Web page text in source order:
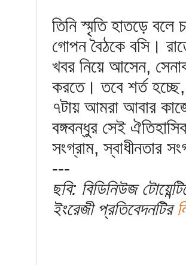
তিনি স্মৃতি হাতড়ে
গোপন বৈঠকে বসি।
খবর নিয়ে আসেন,
করতে। তবে শর্ত
৭টায় আমরা আবার
বঙ্গবন্ধুর সেই
সংগ্রাম, স্বাধীনতার
---
ছবি: বিডিনিউজ
ইংরেজী প্রতিবেদনটির